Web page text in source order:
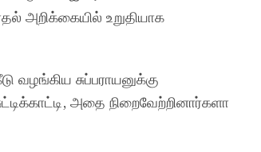
அறிக்கையில் உறுதியாக
வழங்கிய சுப்பராயனுக்கு
அதை நிறைவேற்றினார்களா